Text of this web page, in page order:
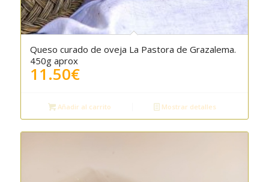
Queso curado de oveja La Pastora de Grazalema.
450g aprox
11.50€
Añadir al carrito Mostrar detalles